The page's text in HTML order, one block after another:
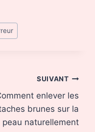
SUIVANT
enlever les
brunes sur la
peau naturellement